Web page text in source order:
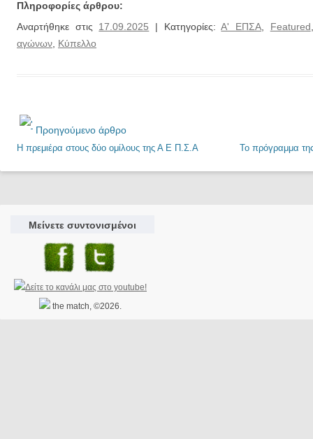
Πληροφορίες άρθρου:
Αναρτήθηκε στις 17.09.2025 | Κατηγορίες:Α' ΕΠΣΑ, Featured
αγώνων, Κύπελλο
Προηγούμενο άρθρο
Η πρεμιέρα στους δύο ομίλους της Α Ε Π.Σ.Α Το πρόγραμμα
Μείνετε συντονισμένοι
the match, ©2026.